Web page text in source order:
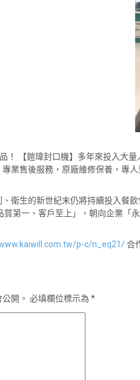
！ 【鎧瑋封口機】多年來投入大
業售後服務，原廠維修保養，專
衛生的新世紀末仍將持續投入餐
第一、客戶至上」，朝向企業「
p-c/n_eq21/合
開。 必填欄位標示為 *